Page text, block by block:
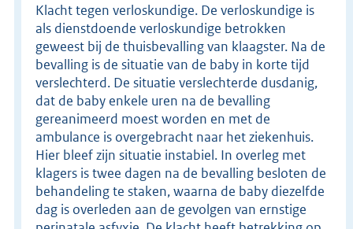
Klacht tegen verloskundige. De verloskundige is
als dienstdoende verloskundige betrokken
geweest bij de thuisbevalling van klaagster. Na de
bevalling is de situatie van de baby in korte tijd
verslechterd. De situatie verslechterde dusdanig,
dat de baby enkele uren na de bevalling
gereanimeerd moest worden en met de
ambulance is overgebracht naar het ziekenhuis.
Hier bleef zijn situatie instabiel. In overleg met
klagers is twee dagen na de bevalling besloten de
behandeling te staken, waarna de baby diezelfde
dag is overleden aan de gevolgen van ernstige